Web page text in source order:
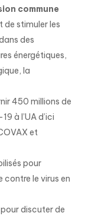
commune
de stimuler les
des
énergétiques,
la
450 millions de
à l’UA d’ici
et
pour
le virus en
pour discuter de